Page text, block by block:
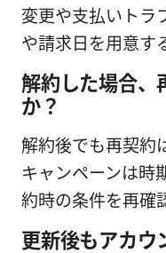
変更や支払いトラ
や請求日を用意す
解約した場合、
か？
解約後でも再契約
キャンペーンは時
約時の条件を再確
更新後もアカウ